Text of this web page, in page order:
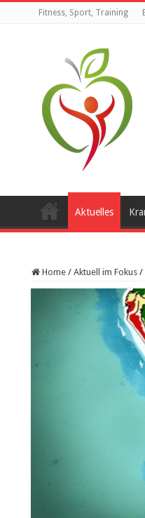
Fitness, Sport, Training
Aktuelles
Home / Aktuell im Fokus /